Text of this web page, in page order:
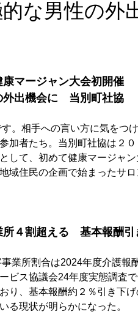
的な男性の
マージャン大会初開催
出機会に　当別町社協
。相手への言い方に気をつ
加者たち。当別町社協は２
して、初めて健康マージャ
域住民の企画で始まったサ
４割超える　基本報酬
業所割合は2024年度介護報
ビス協議会24年度実態調査
り、基本報酬約２％引き下
る現状が明らかになった。